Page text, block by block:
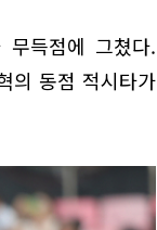
득점에 그쳤다.
의 동점 적시타가